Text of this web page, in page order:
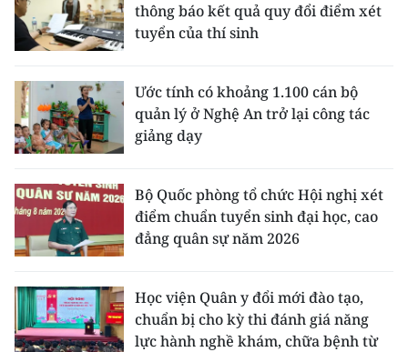
thông báo kết quả quy đổi điểm xét
tuyển của thí sinh
Ước tính có khoảng 1.100 cán bộ
quản lý ở Nghệ An trở lại công tác
giảng dạy
Bộ Quốc phòng tổ chức Hội nghị xét
điểm chuẩn tuyển sinh đại học, cao
đẳng quân sự năm 2026
Học viện Quân y đổi mới đào tạo,
chuẩn bị cho kỳ thi đánh giá năng
lực hành nghề khám, chữa bệnh từ